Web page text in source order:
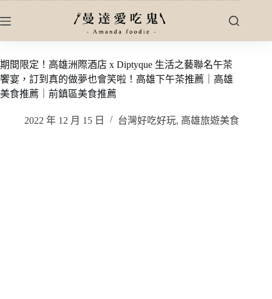
至
內
容
期間限定！高雄洲際酒店 x Diptyque 生活之藝聯名午茶
饗宴，訂到真的做夢也會笑啦！高雄下午茶推薦｜高雄
美食推薦｜前鎮區美食推薦
2022 年 12 月 15 日 台灣好吃好玩, 高雄旅遊美食